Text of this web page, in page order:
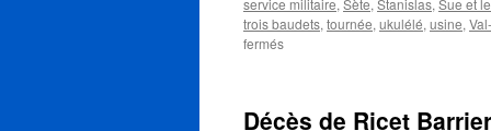
service militaire, Sète, Stanislas, Sue et
trois baudets, tournée, ukulélé, usine,
ferméssur
Décès de Ricet Barrier